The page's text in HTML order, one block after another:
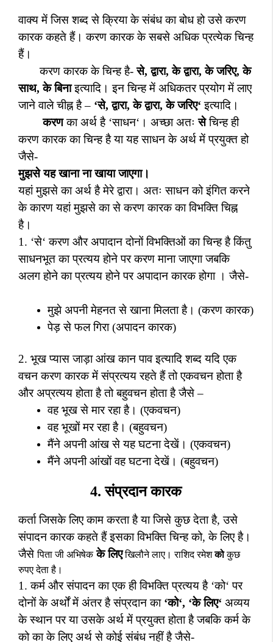
वाक्य में जिस शब्द से क्रिया के संबंध का बोध हो उसे करण
कारक कहते हैं। करण कारक के सबसे अधिक प्रत्येक चिन्ह
हैं।
करण कारक के चिन्ह है- से,द्वारा,के द्वारा,के जरिए,के
साथ,के बिना इत्यादि। इन चिन्ह में अधिकतर प्रयोग में लाए
जाने वाले चीह्न है – ‘से,द्वारा,के द्वारा,के जरिए‘इत्यादि।
करण का अर्थ है ‘साधन‘ । अच्छा अतःसेचिन्ह ही
करण कारक का चिन्ह है या यह साधन के अर्थ में प्रयुक्त हो
जैसे-
मुझसे यह खाना ना खाया जाएगा।
यहां मुझसे का अर्थ है मेरे द्वारा। अतः साधन को इंगित करने
के कारण यहां मुझसे का से करण कारक का विभक्ति चिह्न
है।
1. ‘से‘करण और अपादान दोनों विभक्तिओं का चिन्ह है किंतु
साधनभूत का प्रत्यय होने पर करण माना जाएगा जबकि
अलग होने का प्रत्यय होने पर अपादान कारक होगा । जैसे-
मुझे अपनी मेहनत से खाना मिलता है। (करण कारक)
पेड़ से फल गिरा (अपादन कारक)
2. भूख प्यास जाड़ा आंख कान पाव इत्यादि शब्द यदि एक
वचन करण कारक में संप्रत्यय रहते हैं तो एकवचन होता है
और अप्रत्यय होता है तो बहुवचन होता है जैसे –
वह भूख से मार रहा है। (एकवचन)
वह भूखों मर रहा है। (बहुवचन)
मैंने अपनी आंख से यह घटना देखें। (एकवचन)
मैंने अपनी आंखों वह घटना देखें। (बहुवचन)
4.संप्रदान कारक
कर्ता जिसके लिए काम करता है या जिसे कुछ देता है,उसे
संपादन कारक कहते हैं इसका विभक्ति चिन्ह को,के लिए है।
जैसेपिता जी अभिषेक केलिए खिलौने लाए।राशिद रमेश को कुछ
रुपए देता है।
1.कर्म और संपादन का एक ही विभक्ति प्रत्यय है ‘को‘पर
दोनों के अर्थों में अंतर है संप्रदान का‘को‘, ‘के लिए‘ अव्यय
के स्थान पर या उसके अर्थ में प्रयुक्त होता है जबकि कर्म के
को का के लिए अर्थ से कोई संबंध नहीं है जैसे-